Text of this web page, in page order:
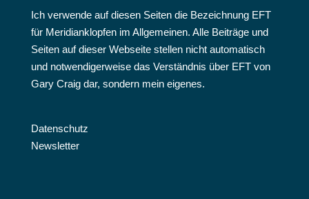
Ich verwende auf diesen Seiten die Bezeichnung EFT
für Meridianklopfen im Allgemeinen. Alle Beiträge und
Seiten auf dieser Webseite stellen nicht automatisch
und notwendigerweise das Verständnis über EFT von
Gary Craig dar, sondern mein eigenes.
Datenschutz
Newsletter